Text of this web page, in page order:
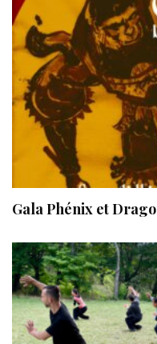
Gala Phénix et